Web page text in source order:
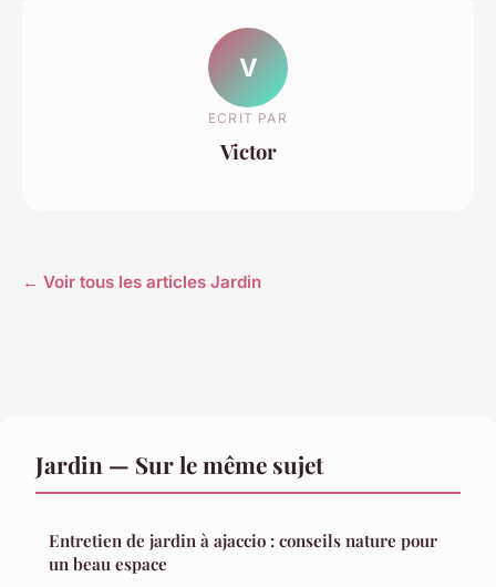
V
ECRIT PAR
Victor
← Voir tous les articles Jardin
Jardin — Sur le même sujet
Entretien de jardin à ajaccio : conseils nature pour
un beau espace